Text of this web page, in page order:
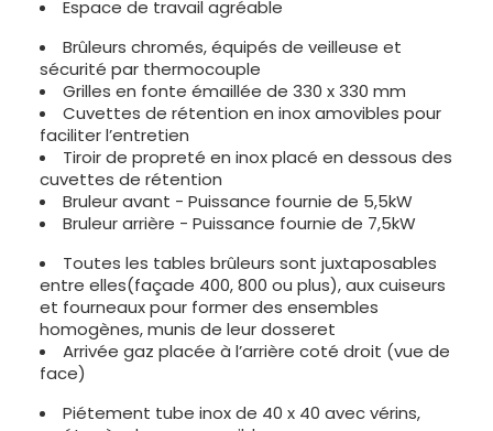
Espace de travail agréable
Brûleurs chromés, équipés de veilleuse et
sécurité par thermocouple
Grilles en fonte émaillée de 330 x 330 mm
Cuvettes de rétention en inox amovibles pour
faciliter l’entretien
Tiroir de propreté en inox placé en dessous des
cuvettes de rétention
Bruleur avant - Puissance fournie de 5,5kW
Bruleur arrière - Puissance fournie de 7,5kW
Toutes les tables brûleurs sont juxtaposables
entre elles(façade 400, 800 ou plus), aux cuiseurs
et fourneaux pour former des ensembles
homogènes, munis de leur dosseret
Arrivée gaz placée à l’arrière coté droit (vue de
face)
Piétement tube inox de 40 x 40 avec vérins,